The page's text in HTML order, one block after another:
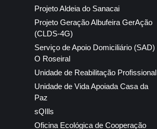
Projeto Aldeia do Sanacai
Projeto Geração Albufeira GerAção
(CLDS-4G)
Serviço de Apoio Domiciliário (SAD)
O Roseiral
Unidade de Reabilitação Profissional
Unidade de Vida Apoiada Casa da
Paz
sQIlls
Oficina Ecológica de Cooperação